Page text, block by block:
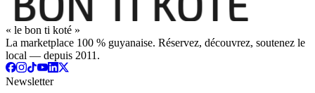
« le bon ti koté »
La marketplace 100 % guyanaise. Réservez, découvrez, soutenez le
local — depuis 2011.
Newsletter